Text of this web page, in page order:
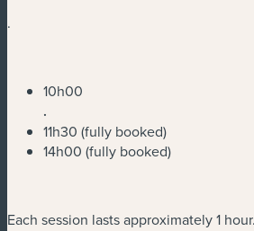
.
10h00
.
11h30 (fully booked)
14h00 (fully booked)
Each session lasts approximately 1 hour.